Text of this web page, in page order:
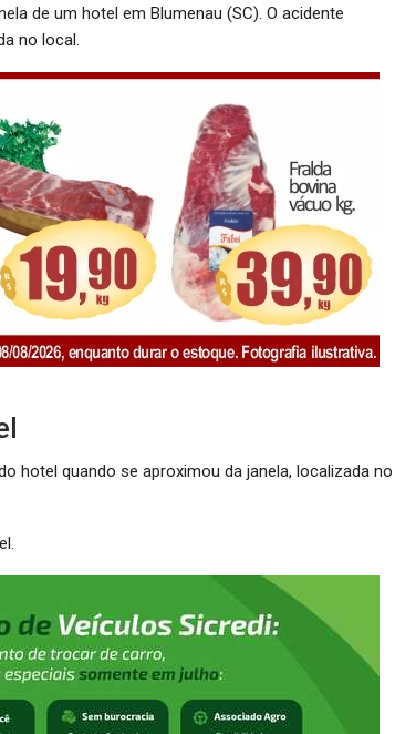
de um hotel em Blumenau (SC). O acidente
no local.
hotel quando se aproximou da janela, localizada no